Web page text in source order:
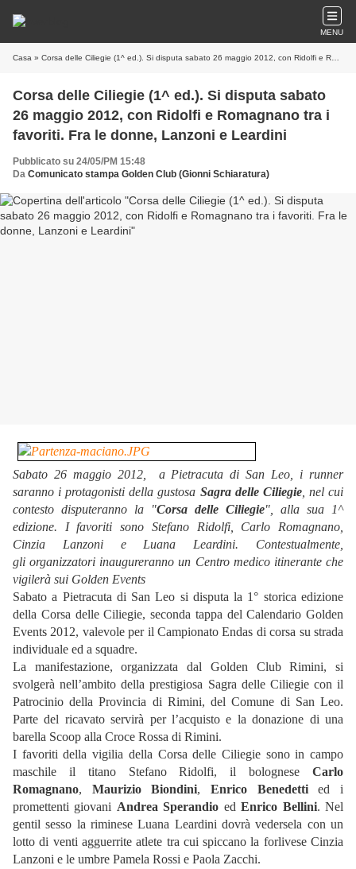
MENU
Casa » Corsa delle Ciliegie (1^ ed.). Si disputa sabato 26 maggio 2012, con Ridolfi e Romagnano tra i favoriti. Fra le donne, Lanzoni e Leardini
Corsa delle Ciliegie (1^ ed.). Si disputa sabato
26 maggio 2012, con Ridolfi e Romagnano tra i
favoriti. Fra le donne, Lanzoni e Leardini
Pubblicato su 24/05/PM 15:48
Da Comunicato stampa Golden Club (Gionni Schiaratura)
Sabato 26 maggio 2012, a Pietracuta di San Leo, i runner
saranno i protagonisti della gustosa Sagra delle Ciliegie, nel cui
contesto disputeranno la "Corsa delle Ciliegie", alla sua 1^
edizione. I favoriti sono Stefano Ridolfi, Carlo Romagnano,
Cinzia Lanzoni e Luana Leardini. Contestualmente,
gli organizzatori inaugureranno un Centro medico itinerante che
vigilerà sui Golden Events
Sabato a Pietracuta di San Leo si disputa la 1° storica edizione
della Corsa delle Ciliegie, seconda tappa del Calendario Golden
Events 2012, valevole per il Campionato Endas di corsa su strada
individuale ed a squadre.
La manifestazione, organizzata dal Golden Club Rimini, si
svolgerà nell’ambito della prestigiosa Sagra delle Ciliegie con il
Patrocinio della Provincia di Rimini, del Comune di San Leo.
Parte del ricavato servirà per l’acquisto e la donazione di una
barella Scoop alla Croce Rossa di Rimini.
I favoriti della vigilia della Corsa delle Ciliegie sono in campo
maschile il titano Stefano Ridolfi, il bolognese Carlo
Romagnano, Maurizio Biondini,Enrico Benedettied i
promettenti giovani Andrea Sperandio edEnrico Bellini. Nel
gentil sesso la riminese Luana Leardini dovrà vedersela con un
lotto di venti agguerrite atlete tra cui spiccano la forlivese Cinzia
Lanzoni e le umbre Pamela Rossi e Paola Zacchi.